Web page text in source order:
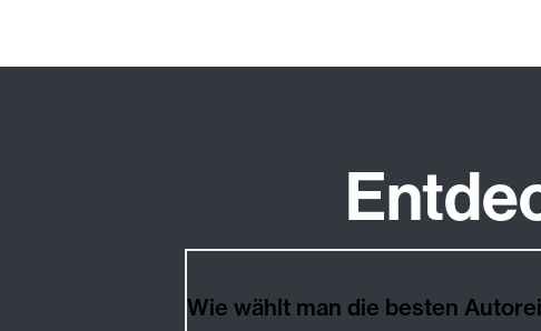
Wie wählt man die besten